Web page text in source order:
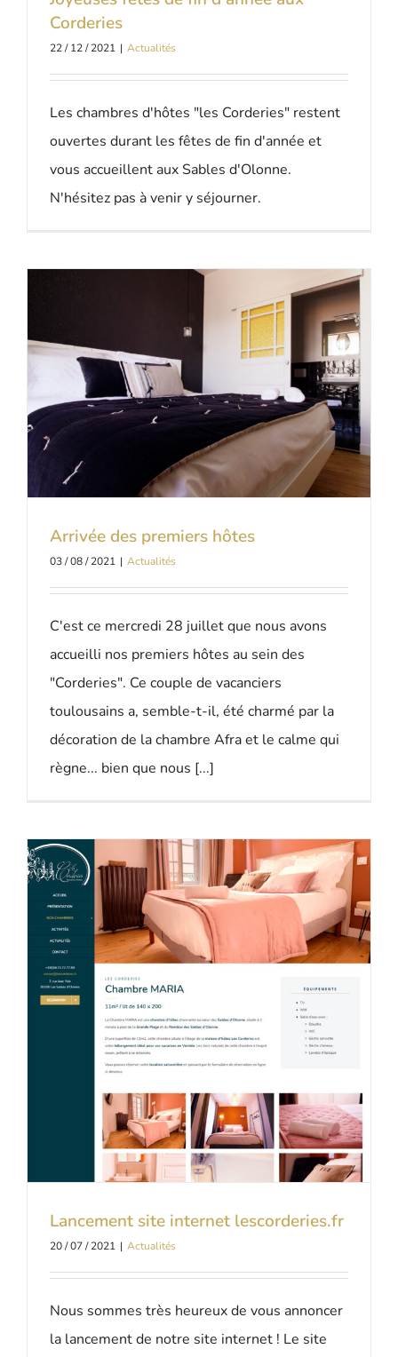
Corderies
22 / 12 / 2021 | Actualités
Les chambres d'hôtes "les Corderies" restent
ouvertes durant les fêtes de fin d'année et
vous accueillent aux Sables d'Olonne.
N'hésitez pas à venir y séjourner.
Arrivée des premiers hôtes
03 / 08 / 2021 | Actualités
C'est ce mercredi 28 juillet que nous avons
accueilli nos premiers hôtes au sein des
"Corderies". Ce couple de vacanciers
toulousains a, semble-t-il, été charmé par la
décoration de la chambre Afra et le calme qui
règne... bien que nous [...]
Lancement site internet lescorderies.fr
20 / 07 / 2021 | Actualités
Nous sommes très heureux de vous annoncer
la lancement de notre site internet ! Le site